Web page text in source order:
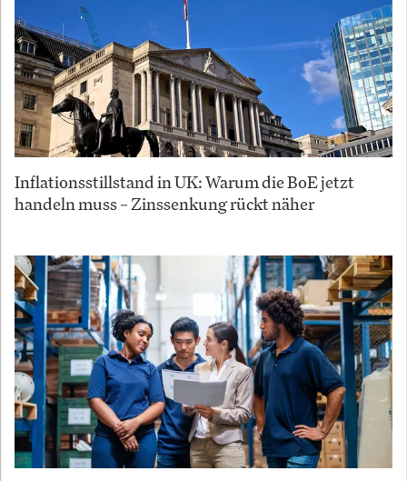
Inflationsstillstand in UK: Warum die BoE jetzt
handeln muss – Zinssenkung rückt näher